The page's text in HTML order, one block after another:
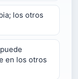
los otros
en los otros